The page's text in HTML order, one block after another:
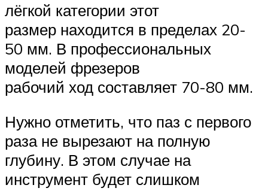
лёгкой категории этот
размер находится в пределах 20-
50 мм. В профессиональных
моделей фрезеров
рабочий ход составляет 70-80 мм.
Нужно отметить, что паз с первого
раза не вырезают на полную
глубину. В этом случае на
инструмент будет слишком